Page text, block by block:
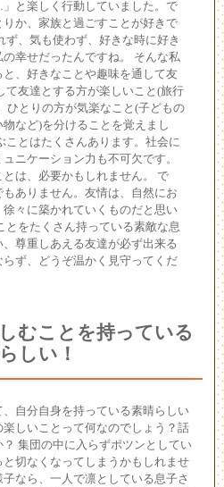
と楽しく行動していました。で
か、家族と過ごすことが好きで
ず、気も使わず、好きな時に好き
幸せだったんですね。 そんな私
、好きなことや趣味を通して友
て友達とする方が楽しいこと(旅行
ひとりの方が気楽なこと(子どもの
など)を分けることを覚えまし
ことはたくさんあります。社会に
ニケーション力も不可欠です。
は、必要かもしれません。 で
ありません。友情は、自然にお
々に築かれていくものだと思い
とをたくさん持っている素敵な息
尊重しあえる友達が必ず出来る
ず、どうぞ温かく見守ってくだ
むことを持っている
しい！
自分自身を持っている素晴らしい
しいことって何なのでしょう？話
集団の中に入らずポツンとしてい
切なくなってしまうかもしれませ
なら、一人で凛としている息子さ